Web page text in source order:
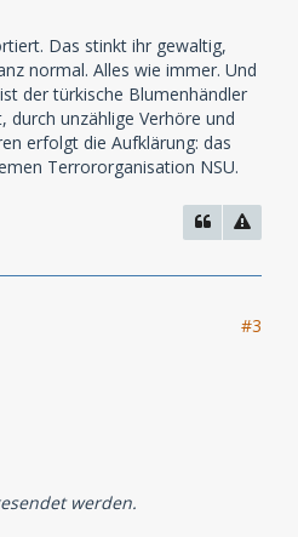
Das stinkt ihr gewaltig,
normal. Alles wie immer. Und
der türkische Blumenhändler
durch unzählige Verhöre und
erfolgt die Aufklärung: das
Terrororganisation NSU.
#3
werden.